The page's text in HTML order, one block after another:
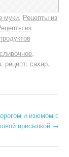
муки Рецепты из
из
рецепт сахар
и изюмом с
присыпкой →